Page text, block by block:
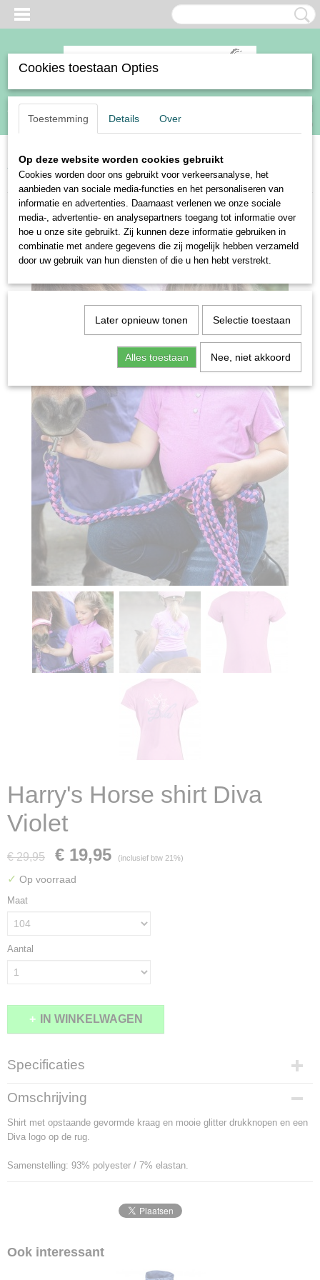
Inloggen Registreren
(0)
Home>Ruiter>Kleding>Shirts en polo's>Harry's Horse shirt Diva
Violet
Harry's Horse shirt Diva
Violet
€ 29,95 € 19,95 (inclusief btw 21%)
✓ Op voorraad
Maat
Aantal
IN WINKELWAGEN
Specificaties
Productcode
2099-10076
Omschrijving
Shirt met opstaande gevormde kraag en mooie glitter drukknopen en een
Diva logo op de rug.
Samenstelling: 93% polyester / 7% elastan.
Ook interessant
Cookies toestaan Opties
Toestemming Details Over
Op deze website worden cookies gebruikt
Cookies worden door ons gebruikt voor verkeersanalyse, het
aanbieden van sociale media-functies en het personaliseren van
informatie en advertenties. Daarnaast verlenen we onze sociale
media-, advertentie- en analysepartners toegang tot informatie over
hoe u onze site gebruikt. Zij kunnen deze informatie gebruiken in
combinatie met andere gegevens die zij mogelijk hebben verzameld
door uw gebruik van hun diensten of die u hen hebt verstrekt.
Later opnieuw tonen Selectie toestaan
Alles toestaan Nee, niet akkoord